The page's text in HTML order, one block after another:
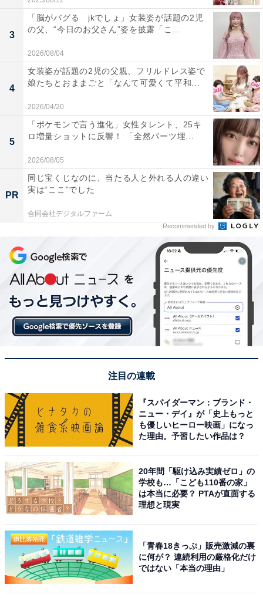
3
「脳がバグる jkでしょ」女装姿が話題の2児
の父、“今日のお父さん”姿を披露「こ...
2026/08/04
4
女装姿が話題の2児の父親、フリルドレス姿で
娘たちとおままごと「なんて可愛くて平和...
2026/04/20
5
「ポケモンで言う進化」女性タレント、25キ
ロ増量ショットに反響！ 「全然パーツ埋...
2026/08/05
PR
同じ宝くじなのに、当たる人と外れる人の違い
実は“ここ”でした
合同会社デジタルファーム
Recommended by
注目の連載
『スパイダーマン：ブランド・
ニュー・デイ』が「史上もっと
も優しいヒーロー映画」になっ
た理由。予習したい作品は？
20年間「駆け込み実績ゼロ」の
学校も…「こども110番の家」
は本当に必要？ PTAが直面する
理想と現実
「青春18きっぷ」販売激減の裏
に何が？ 連続利用の厳格化だけ
ではない「本当の理由」